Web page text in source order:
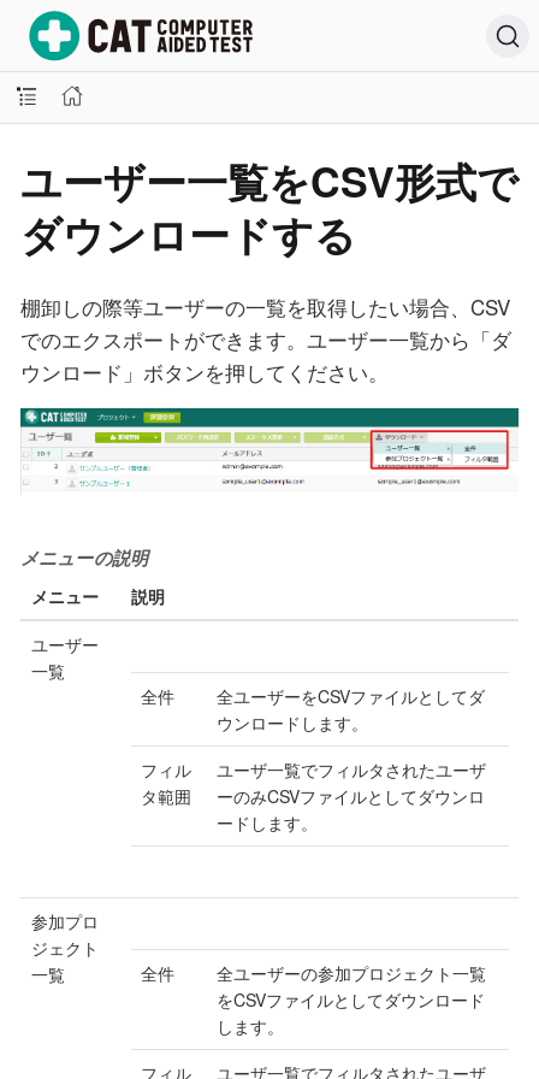
ユーザー一覧をCSV形式で
ダウンロードする
棚卸しの際等ユーザーの一覧を取得したい場合、CSV
でのエクスポートができます。ユーザー一覧から「ダ
ウンロード」ボタンを押してください。
メニューの説明
メニュー
説明
ユーザー
一覧
全件
全ユーザーをCSVファイルとしてダ
ウンロードします。
フィル
タ範囲
ユーザ一覧でフィルタされたユーザ
ーのみCSVファイルとしてダウンロ
ードします。
参加プロ
ジェクト
一覧
全件
全ユーザーの参加プロジェクト一覧
をCSVファイルとしてダウンロード
します。
フィル
ユーザ一覧でフィルタされたユーザ